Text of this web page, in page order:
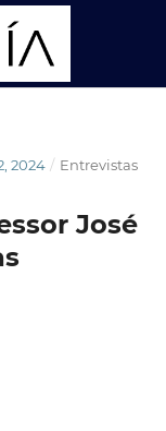
2024 / Entrevistas
José